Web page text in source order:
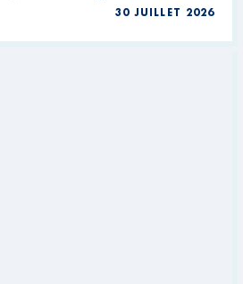
30 JUILLET 2026